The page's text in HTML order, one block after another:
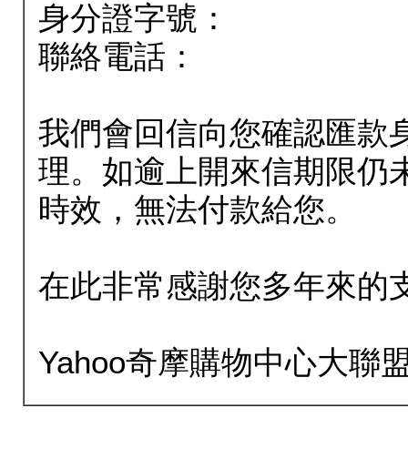
身分證字號：
聯絡電話：
我們會回信向您確認匯款
理。如逾上開來信期限仍
時效，無法付款給您。
在此非常感謝您多年來的
Yahoo奇摩購物中心大